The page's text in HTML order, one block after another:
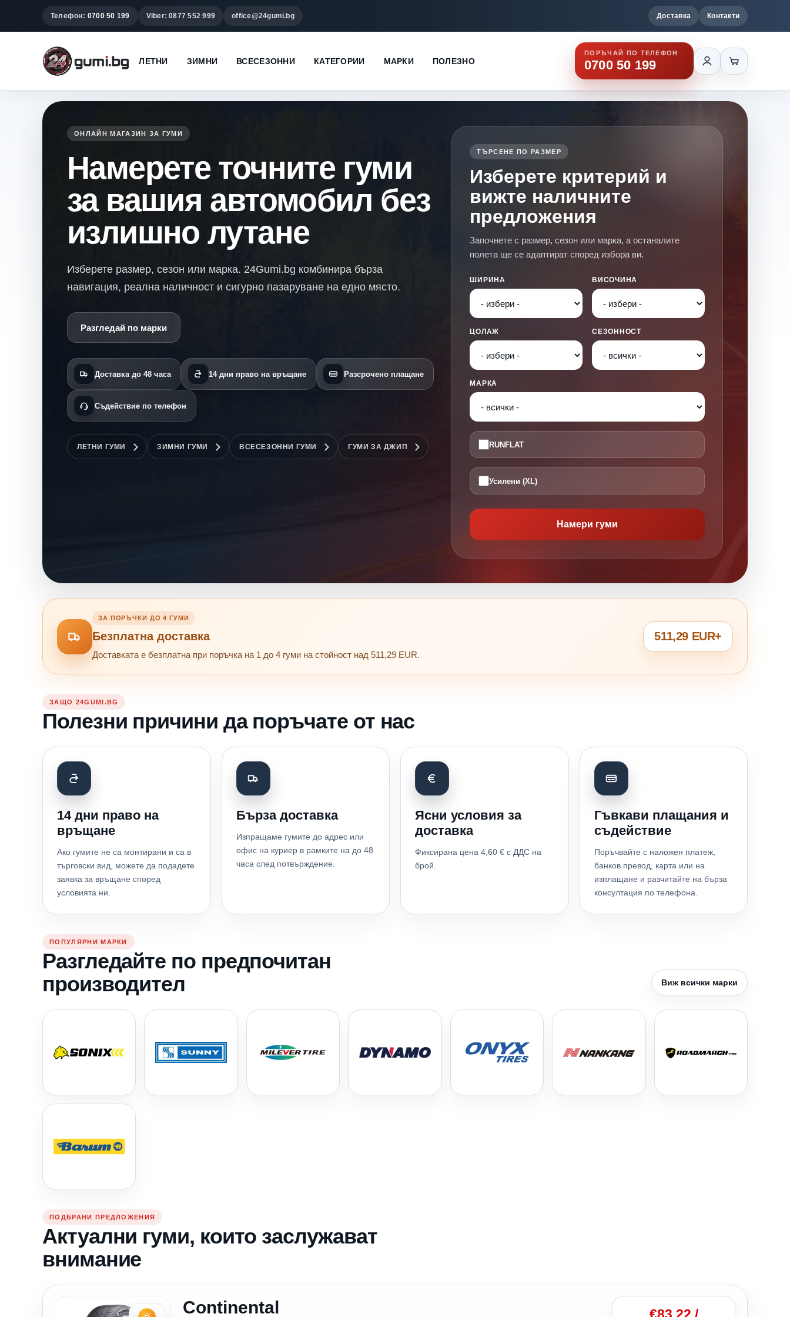
Телефон: 0700 50 199 Viber: 0877 552 999 office@24gumi.bg Доставка Контакти
ЛЕТНИ ЗИМНИ ВСЕСЕЗОННИ КАТЕГОРИИ МАРКИ ПОЛЕЗНО
ПОРЪЧАЙ ПО ТЕЛЕФОН
0700 50 199
ОНЛАЙН МАГАЗИН ЗА ГУМИ
Намерете точните гуми
за вашия автомобил без
излишно лутане
Изберете размер, сезон или марка. 24Gumi.bg комбинира бърза
навигация, реална наличност и сигурно пазаруване на едно място.
Разгледай по марки
Доставка до 48 часа 14 дни право на връщане Разсрочено плащане
Съдействие по телефон
ЛЕТНИ ГУМИ ЗИМНИ ГУМИ ВСЕСЕЗОННИ ГУМИ ГУМИ ЗА ДЖИП
ТЪРСЕНЕ ПО РАЗМЕР
Изберете критерий и
вижте наличните
предложения
Започнете с размер, сезон или марка, а останалите
полета ще се адаптират според избора ви.
ШИРИНА ВИСОЧИНА
ЦОЛАЖ СЕЗОННОСТ
МАРКА
RUNFLAT
Усилени (XL)
Намери гуми
ЗА ПОРЪЧКИ ДО 4 ГУМИ
Безплатна доставка
Доставката е безплатна при поръчка на 1 до 4 гуми на стойност над 511,29 EUR.
511,29 EUR+
ЗАЩО 24GUMI.BG
Полезни причини да поръчате от нас
14 дни право на
връщане
Ако гумите не са монтирани и са в
търговски вид, можете да подадете
заявка за връщане според
условията ни.
Бърза доставка
Изпращаме гумите до адрес или
офис на куриер в рамките на до 48
часа след потвърждение.
Ясни условия за
доставка
Фиксирана цена 4,60 € с ДДС на
брой.
Гъвкави плащания и
съдействие
Поръчвайте с наложен платеж,
банков превод, карта или на
изплащане и разчитайте на бърза
консултация по телефона.
ПОПУЛЯРНИ МАРКИ
Разгледайте по предпочитан
производител
Виж всички марки
ПОДБРАНИ ПРЕДЛОЖЕНИЯ
Актуални гуми, които заслужават
внимание
Continental